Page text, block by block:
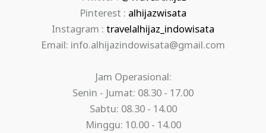
Pinterest : alhijazwisata
Instagram : travelalhijaz_indowisata
Email: info.alhijazindowisata@gmail.com
Jam Operasional:
Senin - Jumat: 08.30 - 17.00
Sabtu: 08.30 - 14.00
Minggu: 10.00 - 14.00